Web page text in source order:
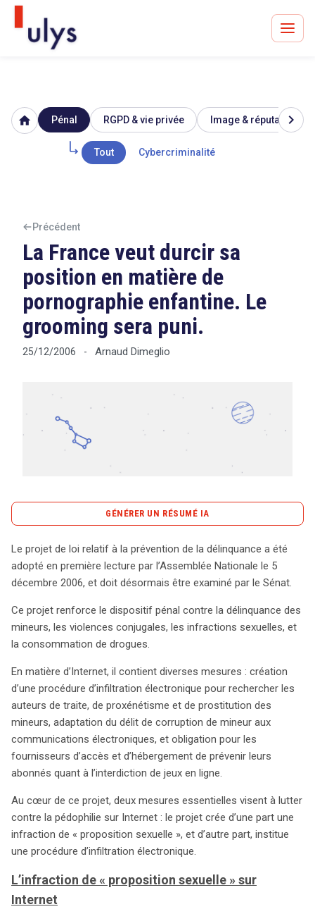
Avocats à Paris & Bruxelles
Leader en droit de l'innovation depuis 30 ans
Tout sur le RGPD
Rechercher
CONTACT
home Pénal RGPD & vie privée Image & réputation
Tout Cybercriminalité
chevron_right
Précédent
La France veut durcir sa
position en matière de
pornographie enfantine. Le
grooming sera puni.
25/12/2006 - Arnaud Dimeglio
GÉNÉRER UN RÉSUMÉ IA
Adopté en première lecture le 5 décembre 2006, le projet
de loi sur la prévention de la délinquance vise à renforcer
ceux touchant les mineurs, les violences conjugales et
les infractions sexuelles. Parmi ses mesures phares, il
introduit une nouvelle infraction de « proposition sexuelle
» sur Internet, visant à sanctionner les majeurs qui
sollicitent sexuellement des mineurs via des moyens
électroniques. Ce délit est passible de deux ans
d’emprisonnement et de 30 000 euros d’amende, des
peines pouvant atteindre cinq ans et 75 000 euros si une
rencontre s’ensuit. Le projet inclut également une
procédure d’infiltration électronique, permettant aux
ligne pour collecter des preuves contre les auteurs
d’infractions sexuelles. Cependant, cette procédure
soulève des questions de clarté sur la légalité de
certaines actions, comme le téléchargement et la
nullité des poursuites, comme l’a démontré un arrêt de la
Cour de cassation, soulignent la nécessité d’une
Le projet de loi relatif à la prévention de la délinquance a été
adopté en première lecture par l’Assemblée Nationale le 5
décembre 2006, et doit désormais être examiné par le Sénat.
Ce projet renforce le dispositif pénal contre la délinquance des
mineurs, les violences conjugales, les infractions sexuelles, et
la consommation de drogues.
En matière d’Internet, il contient diverses mesures : création
d’une procédure d’infiltration électronique pour rechercher les
auteurs de traite, de proxénétisme et de prostitution des
mineurs, adaptation du délit de corruption de mineur aux
communications électroniques, et obligation pour les
fournisseurs d’accès et d’hébergement de prévenir leurs
abonnés quant à l’interdiction de jeux en ligne.
Au cœur de ce projet, deux mesures essentielles visent à lutter
contre la pédophilie sur Internet : le projet crée d’une part une
infraction de « proposition sexuelle », et d’autre part, institue
une procédure d’infiltration électronique.
L’infraction de « proposition sexuelle » sur
Internet